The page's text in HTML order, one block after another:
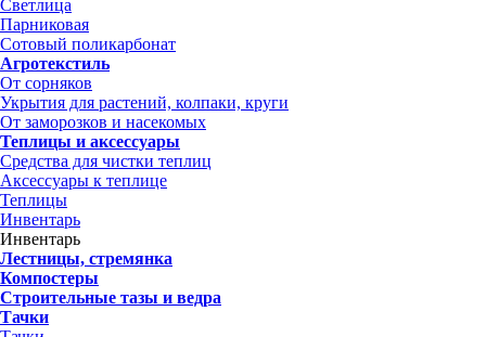
Светлица
Парниковая
Сотовый поликарбонат
Агротекстиль
От сорняков
Укрытия для растений, колпаки, круги
От заморозков и насекомых
Теплицы и аксессуары
Средства для чистки теплиц
Аксессуары к теплице
Теплицы
Инвентарь
Инвентарь
Лестницы, стремянка
Компостеры
Строительные тазы и ведра
Тачки